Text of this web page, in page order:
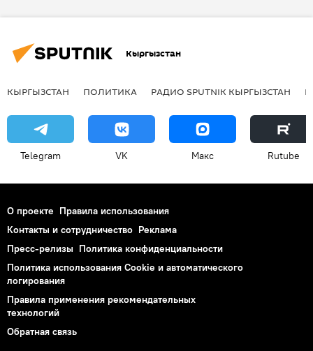
Кыргызстан
КЫРГЫЗСТАН ПОЛИТИКА РАДИО SPUTNIK КЫРГЫЗСТАН
Telegram VK Макс Rutube
О проекте Правила использования
Контакты и сотрудничество Реклама
Пресс-релизы Политика конфиденциальности
Политика использования Cookie и автоматического
логирования
Правила применения рекомендательных
технологий
Обратная связь